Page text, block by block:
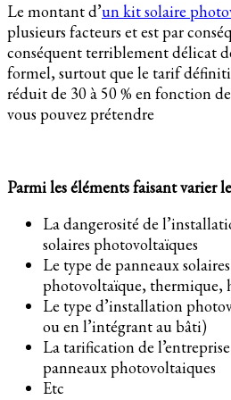
Le montant d’un kit solaire
plusieurs facteurs et est par
conséquent terriblement délicat
formel, surtout que le tarif
réduit de 30 à 50 % en fonction
vous pouvez prétendre
Parmi les éléments faisant varier
La dangerosité de
solaires photovoltaïques
Le type de panneaux
photovoltaïque, thermique,
Le type d’installation
ou en l’intégrant au bâti)
La tarification de
panneaux photovoltaiques
Etc